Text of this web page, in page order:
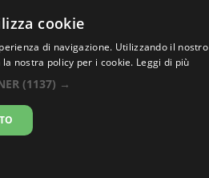
.co
cookie
di navigazione. Utilizzando il nostro
nostra policy per i cookie. Leggi di più
(1137) →